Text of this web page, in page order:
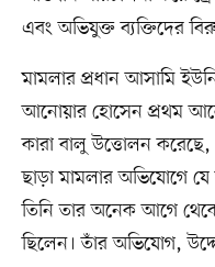
এবং অভিযুক্ত ব্যক্তিদের
মামলার প্রধান আসামি
আনোয়ার হোসেন প্রথম
কারা বালু উত্তোলন করেছে,
ছাড়া মামলার অভিযোগে
তিনি তার অনেক আগে
ছিলেন। তাঁর অভিযোগ,